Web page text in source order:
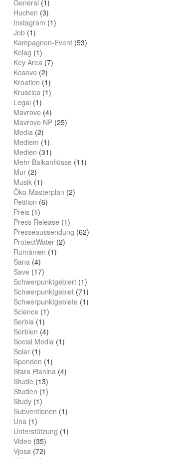
General (1)
Huchen (3)
Instagram (1)
Job (1)
Kampagnen-Event (53)
Kelag (1)
Key Area (7)
Kosovo (2)
Kroatien (1)
Kruscica (1)
Legal (1)
Mavrovo (4)
Mavrovo NP (25)
Media (2)
Mediem (1)
Medien (31)
Mehr Balkanflüsse (11)
Mur (2)
Musik (1)
Öko-Masterplan (2)
Petition (6)
Preis (1)
Press Release (1)
Presseaussendung (62)
ProtectWater (2)
Rumänien (1)
Sana (4)
Save (17)
Schwerpunktgebiert (1)
Schwerpunktgebiet (71)
Schwerpunktgebiete (1)
Science (1)
Serbia (1)
Serbien (4)
Social Media (1)
Solar (1)
Spenden (1)
Stara Planina (4)
Studie (13)
Studien (1)
Study (1)
Subventionen (1)
Una (1)
Unterstützung (1)
Video (35)
Vjosa (72)